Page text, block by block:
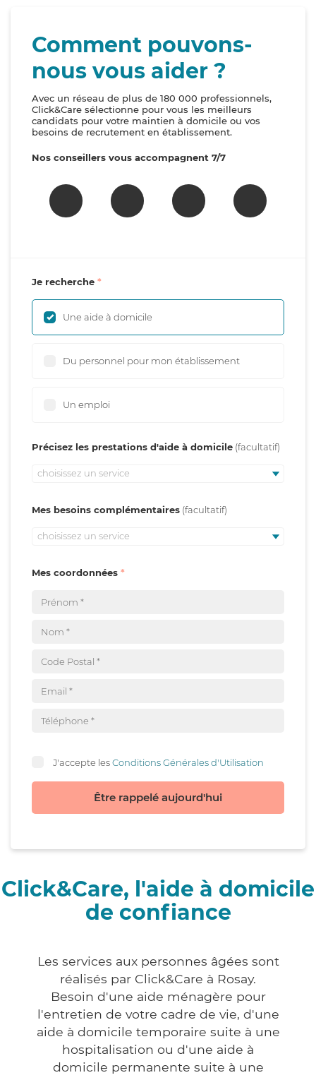
Comment pouvons-
nous vous aider ?
Avec un réseau de plus de 180 000 professionnels,
Click&Care sélectionne pour vous les meilleurs
candidats pour votre maintien à domicile ou vos
besoins de recrutement en établissement.
Nos conseillers vous accompagnent 7/7
Je recherche
Une aide à domicile
Du personnel pour mon établissement
Un emploi
Précisez les prestations d'aide à domicile
choisissez un service
Mes besoins complémentaires
choisissez un service
Mes coordonnées
J'accepte lesConditions Générales d'Utilisation
Être rappelé aujourd'hui
Click&Care, l'aide à domicile
de confiance
Les services aux personnes âgées sont
réalisés par Click&Care à Rosay.
Besoin d'une aide ménagère pour
l'entretien de votre cadre de vie, d'une
aide à domicile temporaire suite à une
hospitalisation ou d'une aide à
domicile permanente suite à une